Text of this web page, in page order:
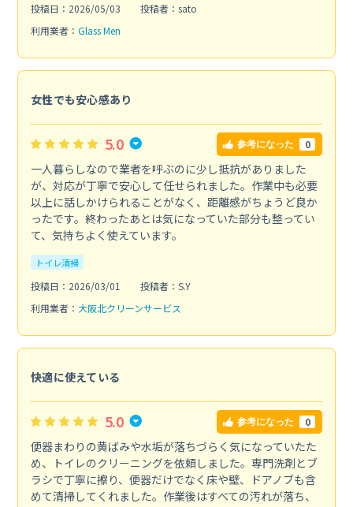
投稿日：2026/05/03
投稿者：sato
利用業者： Glass Men
女性でも安心感あり
5.0 参考になった 0
一人暮らしなので業者を呼ぶのに少し抵抗がありました
が、対応が丁寧で安心して任せられました。作業中も必要
以上に話しかけられることがなく、距離感がちょうど良か
ったです。終わったあとは気になっていた部分も整ってい
て、気持ちよく使えています。
トイレ清掃
投稿日：2026/03/01
投稿者：S.Y
利用業者： 大阪北クリーンサービス
快適に使えている
5.0 参考になった 0
便器まわりの黄ばみや水垢が落ちづらく気になっていたた
め、トイレのクリーニングを依頼しました。専門洗剤とブ
ラシで丁寧に擦り、便器だけでなく床や壁、ドアノブも含
めて清掃してくれました。作業後はすべての汚れが落ち、